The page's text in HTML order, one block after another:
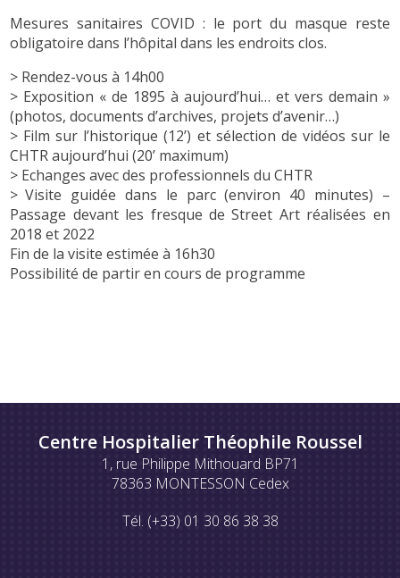
Mesures sanitaires COVID : le port du masque reste
obligatoire dans l’hôpital dans les endroits clos.
> Rendez-vous à 14h00
> Exposition « de 1895 à aujourd’hui… et vers demain »
(photos, documents d’archives, projets d’avenir…)
> Film sur l’historique (12’) et sélection de vidéos sur le
CHTR aujourd’hui (20’ maximum)
> Echanges avec des professionnels du CHTR
> Visite guidée dans le parc (environ 40 minutes) –
Passage devant les fresque de Street Art réalisées en
2018 et 2022
Fin de la visite estimée à 16h30
Possibilité de partir en cours de programme
Centre Hospitalier Théophile Roussel
1, rue Philippe Mithouard BP71
78363 MONTESSON Cedex
Tél. (+33) 01 30 86 38 38